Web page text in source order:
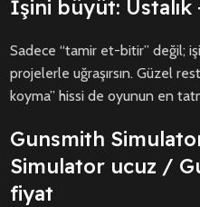
İşini büyüt:
Sadece “tamir et-bitir” değil;
projelerle uğraşırsın. Güzel
koyma” hissi de oyunun en
Gunsmith
Simulator ucuz /
fiyat